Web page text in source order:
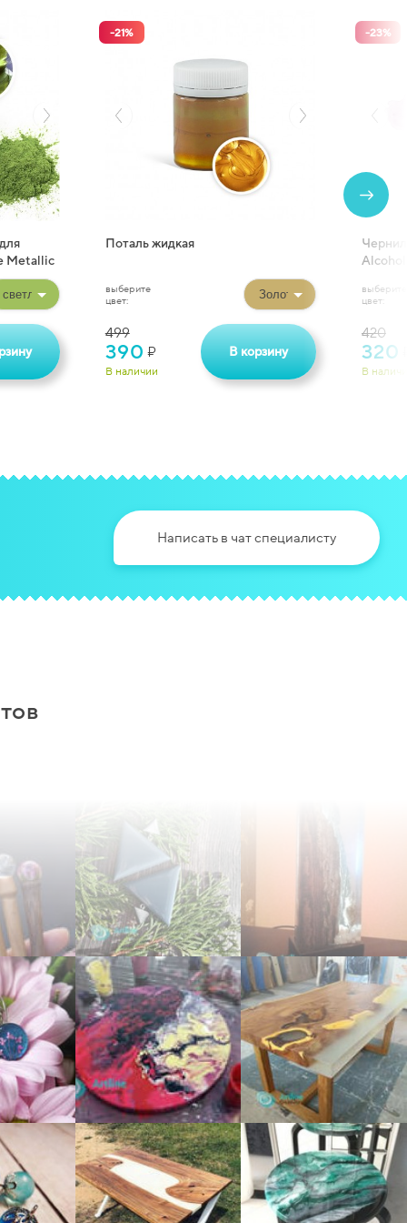
Metallic
-21%
Поталь жидкая
выберите
цвет:
499
390 ₽
В наличии
В корзину
-23%
выберите
цвет:
420
320
В
Написать в чат специалисту